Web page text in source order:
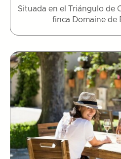
Situada en el Triángulo de
finca Domaine de